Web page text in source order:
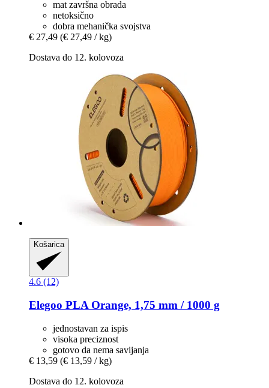
mat završna obrada
netoksično
dobra mehanička svojstva
€ 27,49 (€ 27,49 / kg)
Dostava do 12. kolovoza
Košarica
4.6 (12)
Elegoo PLA Orange, 1,75 mm / 1000 g
jednostavan za ispis
visoka preciznost
gotovo da nema savijanja
€ 13,59 (€ 13,59 / kg)
Dostava do 12. kolovoza